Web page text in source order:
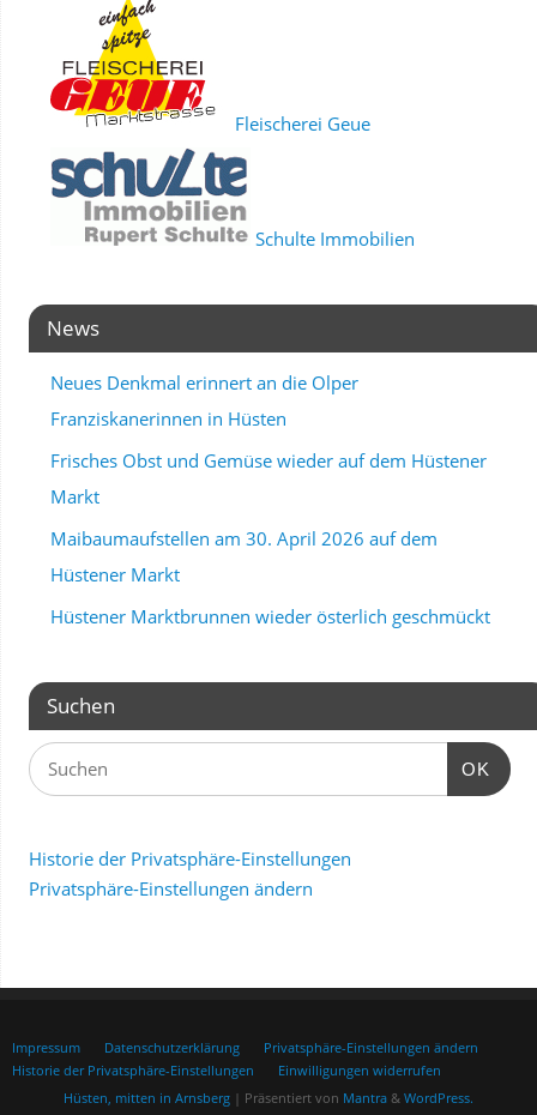
Fleischerei Geue
Schulte Immobilien
News
Neues Denkmal erinnert an die Olper
Franziskanerinnen in Hüsten
Frisches Obst und Gemüse wieder auf dem Hüstener
Markt
Maibaumaufstellen am 30. April 2026 auf dem
Hüstener Markt
Hüstener Marktbrunnen wieder österlich geschmückt
Suchen
OK
Historie der Privatsphäre-Einstellungen
Privatsphäre-Einstellungen ändern
Impressum Datenschutzerklärung
Privatsphäre-Einstellungen ändern
Historie der Privatsphäre-Einstellungen
Einwilligungen widerrufen
Hüsten, mitten in Arnsberg | Präsentiert von Mantra & WordPress.